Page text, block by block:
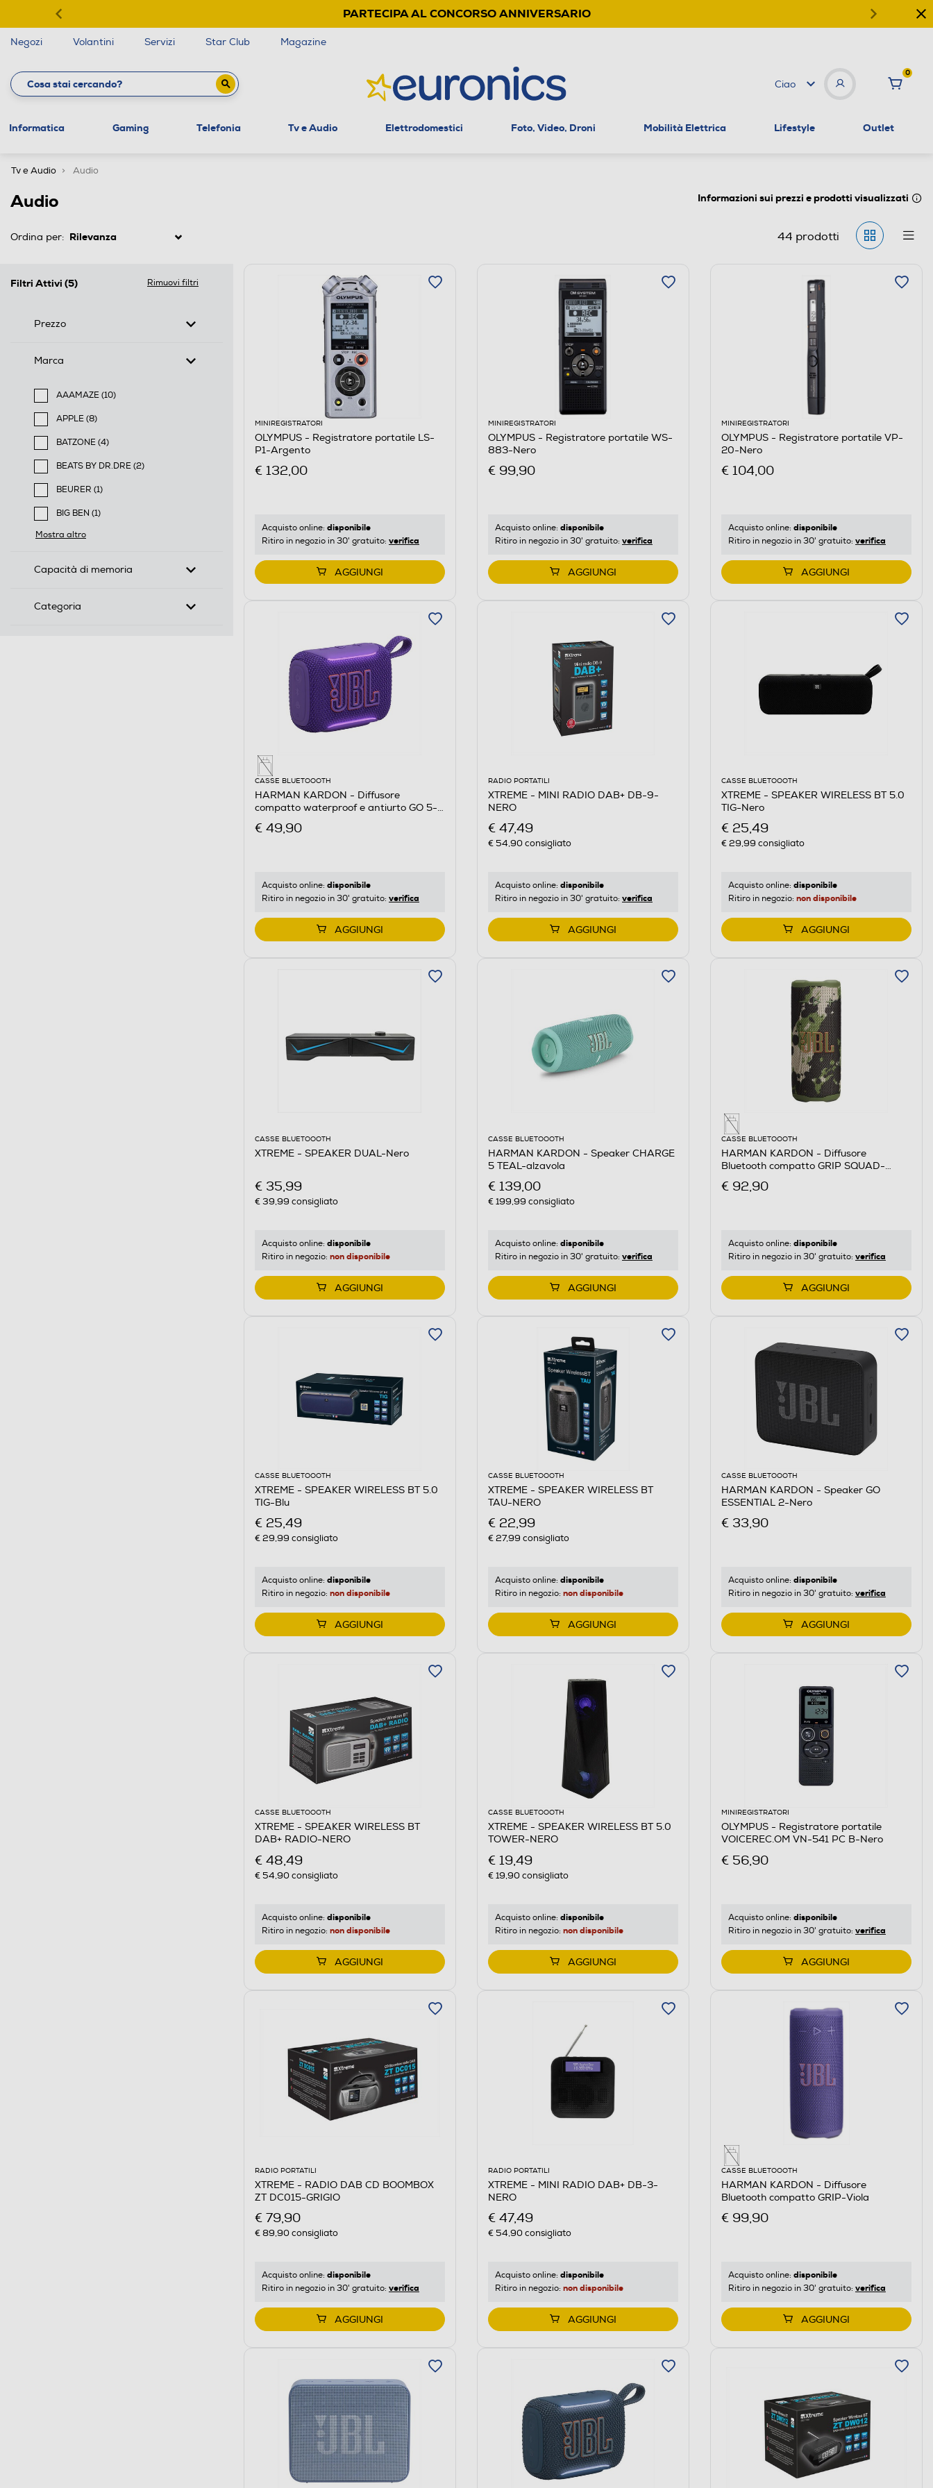
PARTECIPA AL CONCORSO ANNIVERSARIO
Negozi Volantini Servizi Star Club Magazine
Ciao
0
Informatica Gaming Telefonia Tv e Audio Elettrodomestici Foto, Video, Droni Mobilità Elettrica Lifestyle Outlet
Tv e Audio Audio
Audio Informazioni sui prezzi e prodotti visualizzati
Ordina per: 44 prodotti
Filtri Attivi (5) Rimuovi filtri
Prezzo
Marca
AAAMAZE (10)
Filtra per Marca: AAAMAZE
APPLE (8)
Filtra per Marca: APPLE
BATZONE (4)
Filtra per Marca: BATZONE
BEATS BY DR.DRE (2)
Filtra per Marca: BEATS BY DR.DRE
BEURER (1)
Filtra per Marca: BEURER
BIG BEN (1)
Filtra per Marca: BIG BEN
Mostra altro
Capacità di memoria
Categoria
MINIREGISTRATORI
OLYMPUS - Registratore portatile LS-
P1-Argento
€ 132,00
Acquisto online: disponibile
Ritiro in negozio in 30' gratuito: verifica
AGGIUNGI
MINIREGISTRATORI
OLYMPUS - Registratore portatile WS-
883-Nero
€ 99,90
Acquisto online: disponibile
Ritiro in negozio in 30' gratuito: verifica
AGGIUNGI
MINIREGISTRATORI
OLYMPUS - Registratore portatile VP-
20-Nero
€ 104,00
Acquisto online: disponibile
Ritiro in negozio in 30' gratuito: verifica
AGGIUNGI
CASSE BLUETOOOTH
HARMAN KARDON - Diffusore
compatto waterproof e antiurto GO 5-
€ 49,90
Acquisto online: disponibile
Ritiro in negozio in 30' gratuito: verifica
AGGIUNGI
RADIO PORTATILI
XTREME - MINI RADIO DAB+ DB-9-
NERO
€ 47,49
€ 54,90consigliato
Acquisto online: disponibile
Ritiro in negozio in 30' gratuito: verifica
AGGIUNGI
CASSE BLUETOOOTH
XTREME - SPEAKER WIRELESS BT 5.0
TIG-Nero
€ 25,49
€ 29,99 consigliato
Acquisto online: disponibile
Ritiro in negozio: non disponibile
AGGIUNGI
CASSE BLUETOOOTH
XTREME - SPEAKER DUAL-Nero
€ 35,99
€ 39,99 consigliato
Acquisto online: disponibile
Ritiro in negozio: non disponibile
AGGIUNGI
CASSE BLUETOOOTH
HARMAN KARDON - Speaker CHARGE
5 TEAL-alzavola
€ 139,00
€ 199,99 consigliato
Acquisto online: disponibile
Ritiro in negozio in 30' gratuito: verifica
AGGIUNGI
CASSE BLUETOOOTH
HARMAN KARDON - Diffusore
Bluetooth compatto GRIP SQUAD-
€ 92,90
Acquisto online: disponibile
Ritiro in negozio in 30' gratuito: verifica
AGGIUNGI
CASSE BLUETOOOTH
XTREME - SPEAKER WIRELESS BT 5.0
TIG-Blu
€ 25,49
€ 29,99 consigliato
Acquisto online: disponibile
Ritiro in negozio: non disponibile
AGGIUNGI
CASSE BLUETOOOTH
XTREME - SPEAKER WIRELESS BT
TAU-NERO
€ 22,99
€ 27,99 consigliato
Acquisto online: disponibile
Ritiro in negozio: non disponibile
AGGIUNGI
CASSE BLUETOOOTH
HARMAN KARDON - Speaker GO
ESSENTIAL 2-Nero
€ 33,90
Acquisto online: disponibile
Ritiro in negozio in 30' gratuito: verifica
AGGIUNGI
CASSE BLUETOOOTH
XTREME - SPEAKER WIRELESS BT
DAB+ RADIO-NERO
€ 48,49
€ 54,90consigliato
Acquisto online: disponibile
Ritiro in negozio: non disponibile
AGGIUNGI
CASSE BLUETOOOTH
XTREME - SPEAKER WIRELESS BT 5.0
TOWER-NERO
€ 19,49
€ 19,90consigliato
Acquisto online: disponibile
Ritiro in negozio: non disponibile
AGGIUNGI
MINIREGISTRATORI
OLYMPUS - Registratore portatile
VOICEREC.OM VN-541 PC B-Nero
€ 56,90
Acquisto online: disponibile
Ritiro in negozio in 30' gratuito: verifica
AGGIUNGI
RADIO PORTATILI
XTREME - RADIO DAB CD BOOMBOX
ZT DC015-GRIGIO
€ 79,90
€ 89,90consigliato
Acquisto online: disponibile
Ritiro in negozio in 30' gratuito: verifica
AGGIUNGI
RADIO PORTATILI
XTREME - MINI RADIO DAB+ DB-3-
NERO
€ 47,49
€ 54,90consigliato
Acquisto online: disponibile
Ritiro in negozio: non disponibile
AGGIUNGI
CASSE BLUETOOOTH
HARMAN KARDON - Diffusore
Bluetooth compatto GRIP-Viola
€ 99,90
Acquisto online: disponibile
Ritiro in negozio in 30' gratuito: verifica
AGGIUNGI